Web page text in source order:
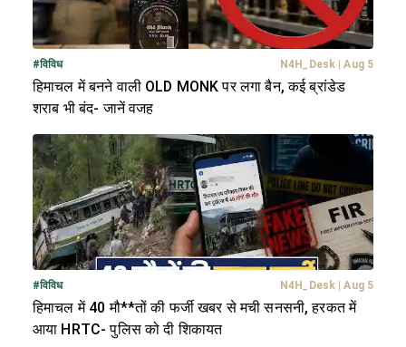
#विविध N4H_Desk | Aug 5
हिमाचल में बनने वाली OLD MONK पर लगा बैन, कई ब्रांडेड
शराब भी बंद- जानें वजह
#विविध N4H_Desk | Aug 5
हिमाचल में 40 मौ**तों की फर्जी खबर से मची सनसनी, हरकत में
आया HRTC- पुलिस को दी शिकायत